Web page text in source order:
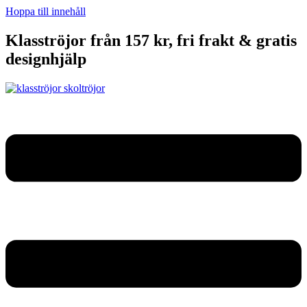
Hoppa till innehåll
Klasströjor från 157 kr, fri frakt & gratis
designhjälp